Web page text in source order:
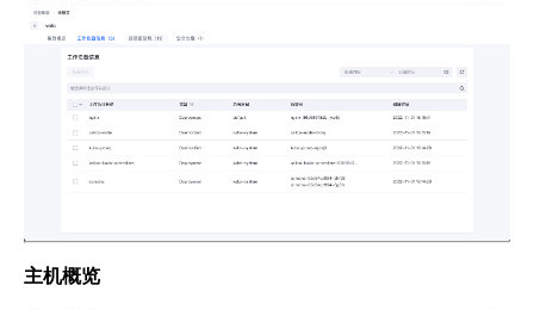
主机概览